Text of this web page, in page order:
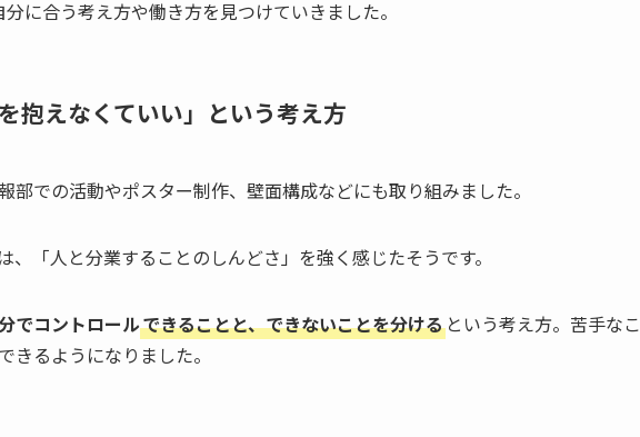
に合う考え方や働き方を見つけていきました。
抱えなくていい」という考え方
部での活動やポスター制作、壁面構成などにも取り組みました。
「人と分業することのしんどさ」を強く感じたそうです。
でコントロールできることと、できないことを分ける という考え方。苦手なこ
きるようになりました。